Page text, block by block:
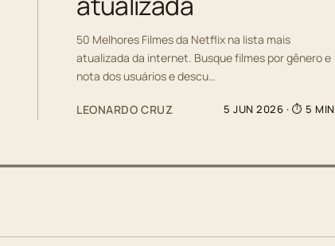
50 Melhores Filmes da Netflix na lista mais
atualizada da internet. Busque filmes por gênero e
nota dos usuários e descu…
LEONARDO CRUZ 5 JUN 2026 · ⏱ 5 MIN